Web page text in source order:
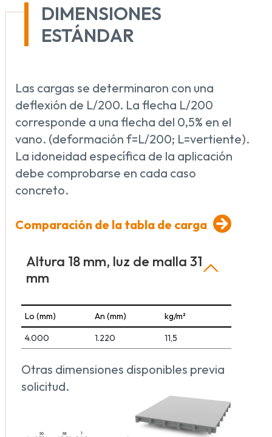
DIMENSIONES
ESTÁNDAR
Las cargas se determinaron con una
deflexión de L/200. La flecha L/200
corresponde a una flecha del 0,5% en el
vano. (deformación f=L/200; L=vertiente).
La idoneidad específica de la aplicación
debe comprobarse en cada caso
concreto.
Comparación de la tabla de carga
Altura 18 mm, luz de malla 31
mm
Lo (mm) An (mm)
kg/m²
4.000
1.220 11,5
Otras dimensiones disponibles previa
solicitud.